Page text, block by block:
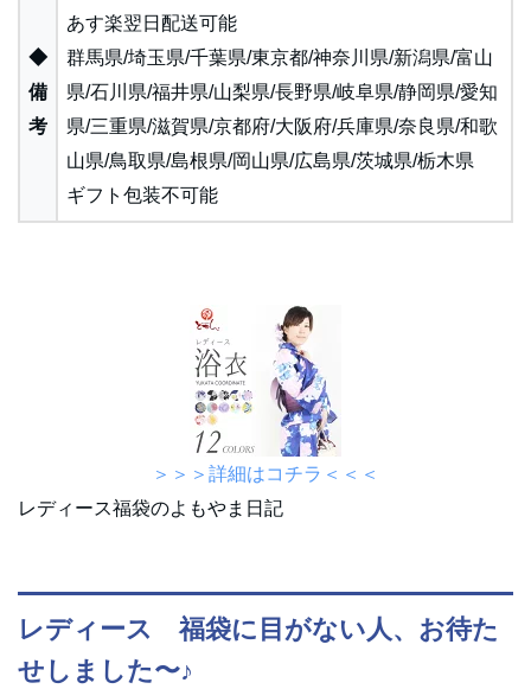
◆
備
考
あす楽翌日配送可能
群馬県/埼玉県/千葉県/東京都/神奈川県/新潟県/富山
県/石川県/福井県/山梨県/長野県/岐阜県/静岡県/愛知
県/三重県/滋賀県/京都府/大阪府/兵庫県/奈良県/和歌
山県/鳥取県/島根県/岡山県/広島県/茨城県/栃木県
ギフト包装不可能
＞＞＞詳細はコチラ＜＜＜
レディース福袋のよもやま日記
レディース 福袋に目がない人、お待た
せしました〜♪